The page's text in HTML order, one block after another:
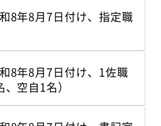
8年8月7日付け、指定職
8年8月7日付け、1佐職
空自1名）